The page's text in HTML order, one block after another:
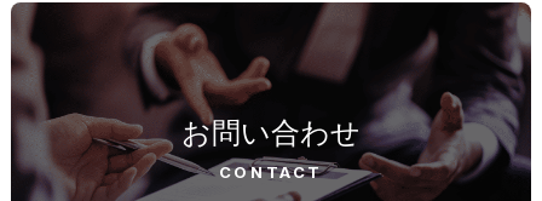
お問い合わせ
CONTACT